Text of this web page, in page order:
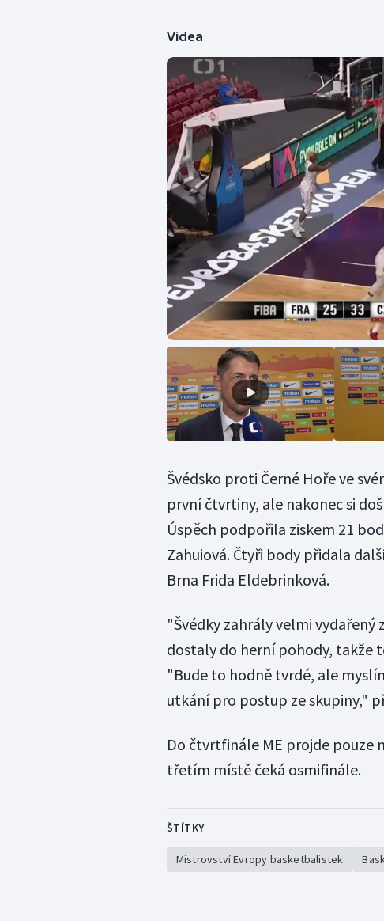
Videa
Švédsko proti Černé Hoře ve
první čtvrtiny, ale nakonec si
Úspěch podpořila ziskem 21
Zahuiová. Čtyři body přidala
Brna Frida Eldebrinková.
"Švédky zahrály velmi vydařený
dostaly do herní pohody, takže
"Bude to hodně tvrdé, ale
utkání pro postup ze skupiny,"
Do čtvrtfinále ME projde pouze
třetím místě čeká osmifinále.
ŠTÍTKY
Mistrovství Evropy basketbalistek